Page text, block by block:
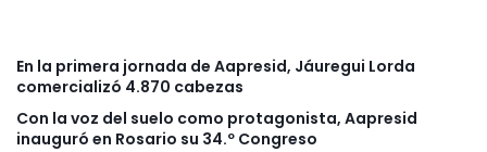
En la primera jornada de Aapresid, Jáuregui Lorda
comercializó 4.870 cabezas
Con la voz del suelo como protagonista, Aapresid
inauguró en Rosario su 34.º Congreso